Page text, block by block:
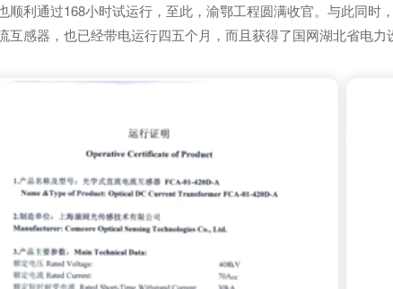
顺利通过168小时试运行，至此，渝鄂工程圆满收官。与此同
互感器，也已经带电运行四五个月，而且获得了国网湖北省电力